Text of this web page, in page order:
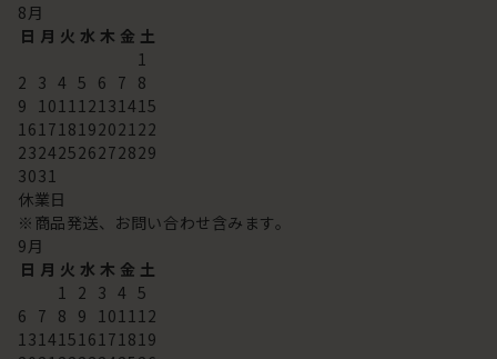
8月
日 月 火 水 木 金 土
1
2 3 4 5 6 7 8
9 101112131415
16171819202122
23242526272829
3031
休業日
※商品発送、お問い合わせ含みます。
9月
日 月 火 水 木 金 土
1 2 3 4 5
6 7 8 9 101112
13141516171819